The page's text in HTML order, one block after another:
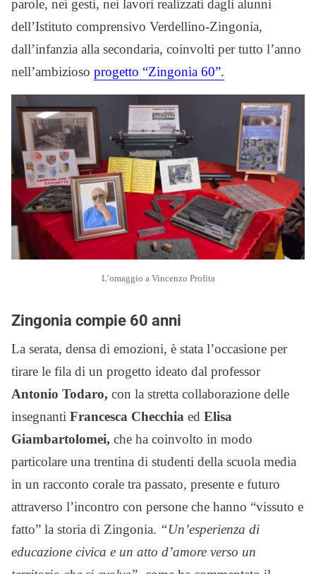
parole, nei gesti, nei lavori realizzati dagli alunni
dell’Istituto comprensivo Verdellino-Zingonia,
dall’infanzia alla secondaria, coinvolti per tutto l’anno
nell’ambizioso progetto “Zingonia 60”.
L’omaggio a Vincenzo Profita
Zingonia compie 60 anni
La serata, densa di emozioni, è stata l’occasione per
tirare le fila di un progetto ideato dal professor
Antonio Todaro, con la stretta collaborazione delle
insegnanti Francesca Checchia ed Elisa
Giambartolomei, che ha coinvolto in modo
particolare una trentina di studenti della scuola media
in un racconto corale tra passato, presente e futuro
attraverso l’incontro con persone che hanno “vissuto e
fatto” la storia di Zingonia. “Un’esperienza di
educazione civica e un atto d’amore verso un